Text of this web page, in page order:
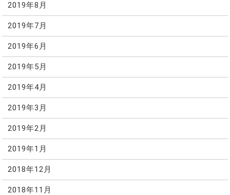
2019年8月
2019年7月
2019年6月
2019年5月
2019年4月
2019年3月
2019年2月
2019年1月
2018年12月
2018年11月